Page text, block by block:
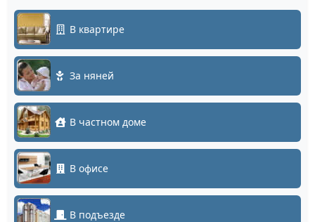
В квартире
За няней
В частном доме
В офисе
В подъезде